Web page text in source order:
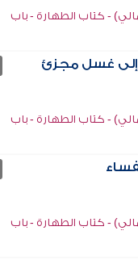
- كتاب الطهارة - باب
غسل مجزئ
- كتاب الطهارة - باب
- كتاب الطهارة - باب